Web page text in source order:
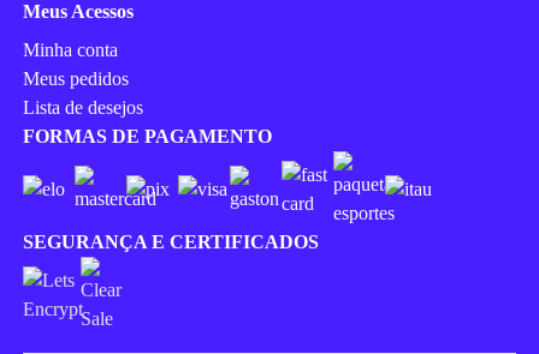
Meus Acessos
Minha conta
Meus pedidos
Lista de desejos
FORMAS DE PAGAMENTO
SEGURANÇA E CERTIFICADOS